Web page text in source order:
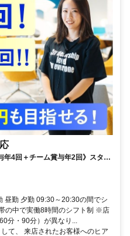
年4回＋チーム賞与年2回》スター
昼勤 夕勤 09:30～20:30の間でシ
の中で実働8時間のシフト制 ※店
分・90分）が異なり...
て、 来店されたお客様へのヒア